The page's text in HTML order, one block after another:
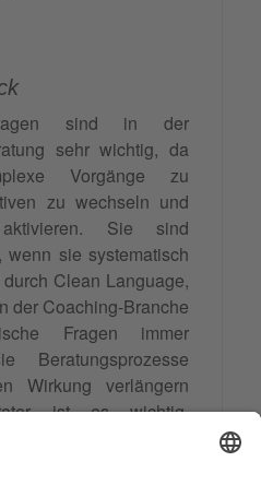
sind in der
sehr wichtig, da
Vorgänge zu
zu wechseln und
Sie sind
wenn sie systematisch
Clean Language,
der Coaching-Branche
Fragen immer
Beratungsprozesse
Wirkung verlängern
ist es wichtig,
Sie sollten